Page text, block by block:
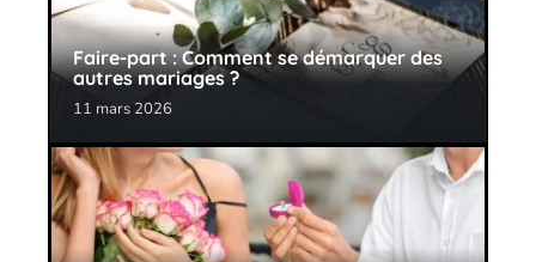
Faire-part : Comment se démarquer des
autres mariages ?
11 mars 2026